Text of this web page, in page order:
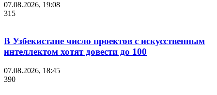
07.08.2026, 19:08
315
В Узбекистане число проектов с искусственным
интеллектом хотят довести до 100
07.08.2026, 18:45
390